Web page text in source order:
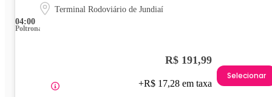
04:00
Terminal Rodoviário de Jundiaí
Poltrona
R$ 191,99
+R$ 17,28 em taxa
Selecionar